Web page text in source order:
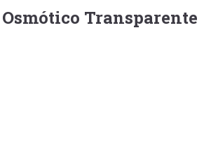
Transparente